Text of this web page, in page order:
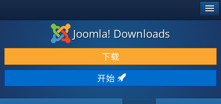
下载 & 扩展
发现 & 学习
社区 & 支持
Joomla! Downloads
下载
开始